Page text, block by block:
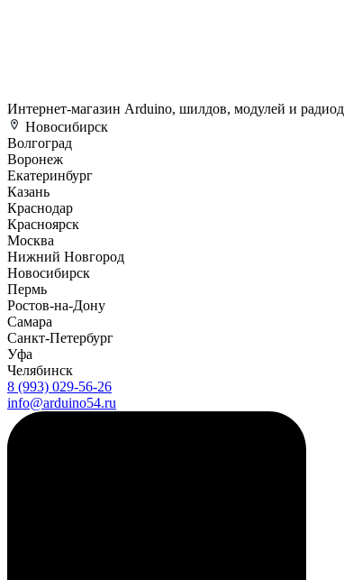
Интернет-магазин Arduino, шилдов, модулей и
Новосибирск
Волгоград
Воронеж
Екатеринбург
Казань
Краснодар
Красноярск
Москва
Нижний Новгород
Новосибирск
Пермь
Ростов-на-Дону
Самара
Санкт-Петербург
Уфа
Челябинск
8 (993) 029-56-26
info@arduino54.ru